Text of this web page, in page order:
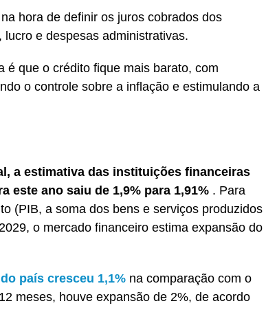
hora de definir os juros cobrados dos
e despesas administrativas.
é que o crédito fique mais barato, com
o controle sobre a inflação e estimulando a
a estimativa das instituições financeiras
este ano saiu de 1,9% para 1,91% . Para
(PIB, a soma dos bens e serviços produzidos
o mercado financeiro estima expansão do
país cresceu 1,1% na comparação com o
meses, houve expansão de 2%, de acordo